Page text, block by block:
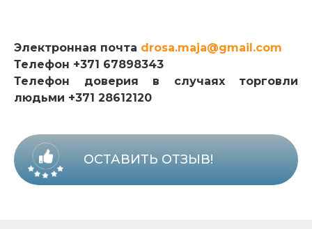
Электронная почта drosa.maja@gmail.com
Телефон +371 67898343
Телефон доверия в случаях торговли
людьми +371 28612120
ОСТАВИТЬ ОТЗЫВ!